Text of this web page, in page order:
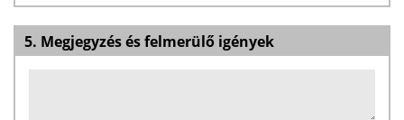
5. Megjegyzés és felmerülő igények